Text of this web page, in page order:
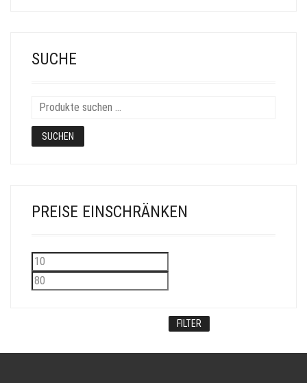
SUCHE
SUCHEN
PREISE EINSCHRÄNKEN
Min.
Preis
Preis
FILTER